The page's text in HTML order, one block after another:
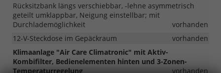
Rücksitzbank längs verschiebbar, -lehne asymmetrisch
geteilt umklappbar, Neigung einstellbar; mit
Durchlademöglichkeit
vorhanden
12-V-Steckdose im Gepäckraum
vorhanden
Klimaanlage "Air Care Climatronic" mit Aktiv-
Kombifilter, Bedienelementen hinten und 3-Zonen-
Temperaturregelung
vorhanden